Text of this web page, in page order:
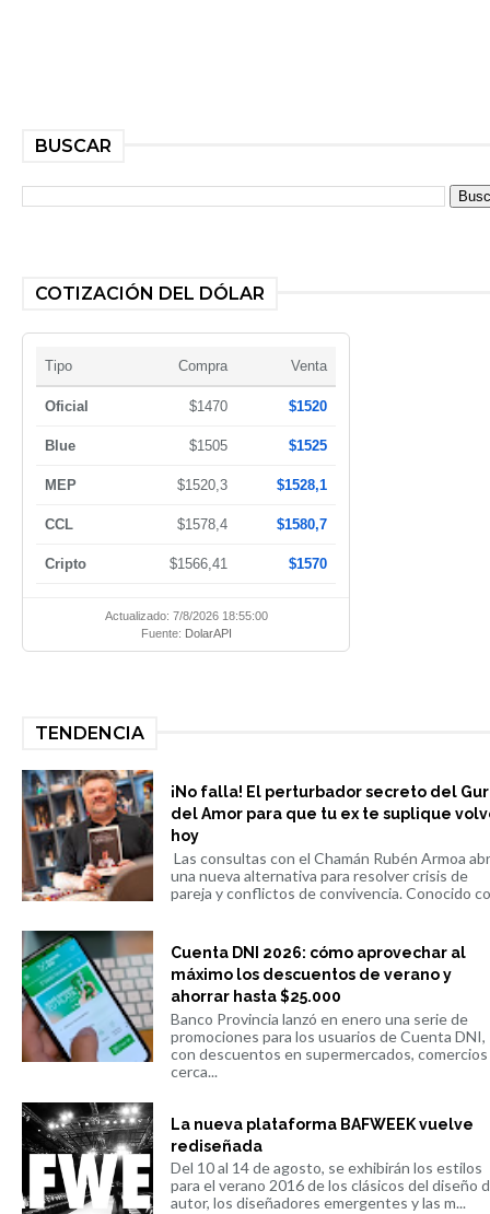
BUSCAR
COTIZACIÓN DEL DÓLAR
Tipo Compra Venta
Oficial $1470 $1520
Blue $1505 $1525
MEP $1520,3 $1528,1
CCL $1578,4 $1580,7
Cripto $1566,41 $1570
Actualizado: 7/8/2026 18:55:00
Fuente: DolarAPI
TENDENCIA
¡No falla! El perturbador secreto del
del Amor para que tu ex te suplique
hoy
Las consultas con el Chamán Rubén Armoa
una nueva alternativa para resolver crisis de
pareja y conflictos de convivencia. Conocido
Cuenta DNI 2026: cómo aprovechar al
máximo los descuentos de verano y
ahorrar hasta $25.000
Banco Provincia lanzó en enero una serie de
promociones para los usuarios de Cuenta DNI,
con descuentos en supermercados,
cerca...
La nueva plataforma BAFWEEK vuelve
rediseñada
Del 10 al 14 de agosto, se exhibirán los estilos
para el verano 2016 de los clásicos del diseño
autor, los diseñadores emergentes y las m...